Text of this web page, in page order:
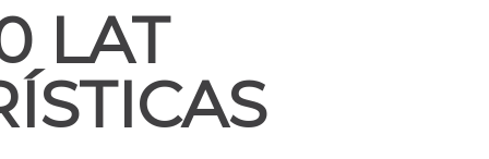
LAT